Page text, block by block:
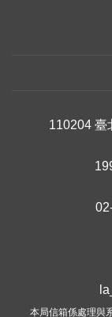
110204 臺
本局信箱係處理與